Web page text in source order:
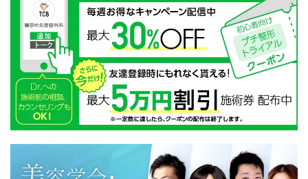
・Cookie等の技術を用いたアクセス履歴、閲覧記録等に
関する情報の収集、分析
・閲覧記録等から趣味・嗜好を分析した情報を使用して
の広告に利用するため
・お問い合わせ又はご意見の内容確認及びその対応のた
め
・患者様のサービス利用状況の分析及び症例研究のため
・広告、宣伝、マーケティングのため